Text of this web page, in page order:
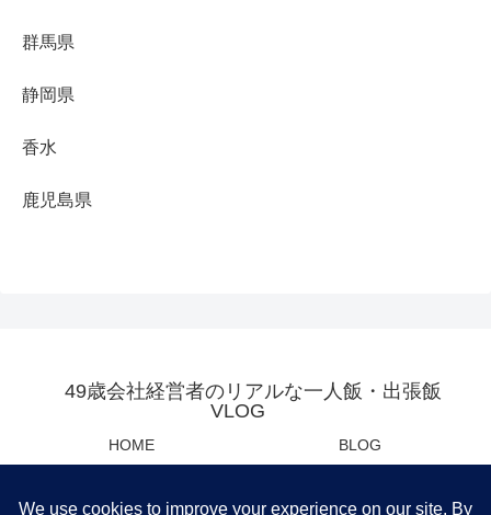
群馬県
静岡県
香水
鹿児島県
49歳会社経営者のリアルな一人飯・出張飯
VLOG
HOME
BLOG
ゼント